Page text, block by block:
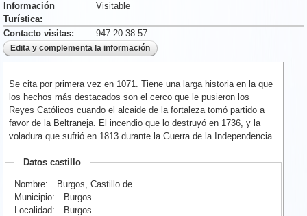
Información
Turística:
Visitable
Contacto visitas: 947 20 38 57
Se cita por primera vez en 1071. Tiene una larga historia en la que
los hechos más destacados son el cerco que le pusieron los
Reyes Católicos cuando el alcaide de la fortaleza tomó partido a
favor de la Beltraneja. El incendio que lo destruyó en 1736, y la
voladura que sufrió en 1813 durante la Guerra de la Independencia.
Datos castillo
Nombre:
Burgos, Castillo de
Municipio:
Burgos
Localidad:
Burgos